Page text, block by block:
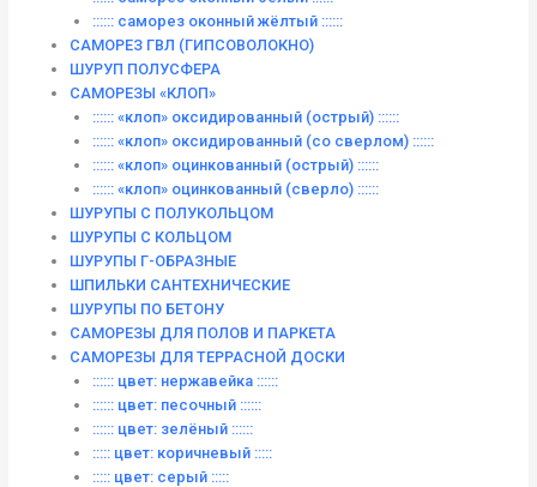
:::::: саморез оконный жёлтый ::::::
САМОРЕЗ ГВЛ (ГИПСОВОЛОКНО)
ШУРУП ПОЛУСФЕРА
САМОРЕЗЫ «КЛОП»
:::::: «клоп» оксидированный (острый) ::::::
:::::: «клоп» оксидированный (со сверлом) ::::::
:::::: «клоп» оцинкованный (острый) ::::::
:::::: «клоп» оцинкованный (сверло) ::::::
ШУРУПЫ С ПОЛУКОЛЬЦОМ
ШУРУПЫ С КОЛЬЦОМ
ШУРУПЫ Г-ОБРАЗНЫЕ
ШПИЛЬКИ САНТЕХНИЧЕСКИЕ
ШУРУПЫ ПО БЕТОНУ
САМОРЕЗЫ ДЛЯ ПОЛОВ И ПАРКЕТА
САМОРЕЗЫ ДЛЯ ТЕРРАСНОЙ ДОСКИ
:::::: цвет: нержавейка ::::::
:::::: цвет: песочный ::::::
:::::: цвет: зелёный ::::::
::::: цвет: коричневый :::::
::::: цвет: серый :::::